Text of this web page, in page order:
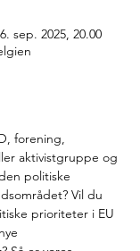
sep. 2025, 20.00
forening,
aktivistgruppe og
politiske
Vil du
prioriteter i EU